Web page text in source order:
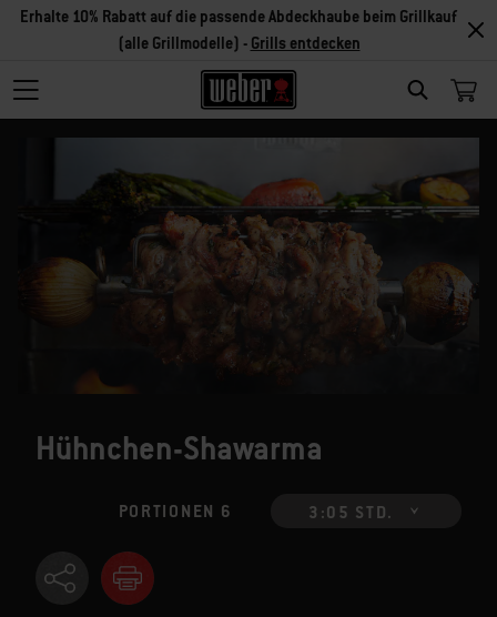
SEARCH
Erhalte 10% Rabatt auf die passende Abdeckhaube beim Grillkauf
(alle Grillmodelle) - Grills entdecken
Hühnchen-Shawarma
PORTIONEN 6 3:05 STD.